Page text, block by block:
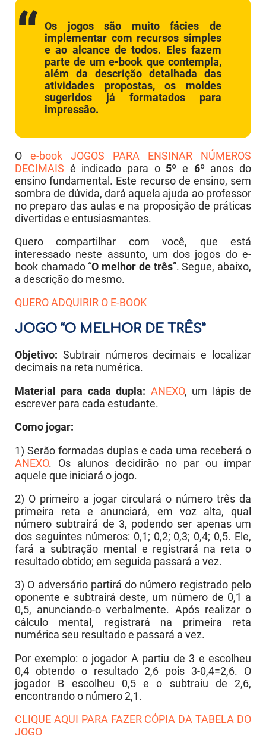
Os jogos são muito fácies de
implementar com recursos simples
e ao alcance de todos. Eles fazem
parte de um e-book que contempla,
além da descrição detalhada das
atividades propostas, os moldes
sugeridos já formatados para
impressão.
O e-book JOGOS PARA ENSINAR NÚMEROS
DECIMAIS é indicado para o 5ºe 6º anos do
ensino fundamental. Este recurso de ensino, sem
sombra de dúvida, dará aquela ajuda ao professor
no preparo das aulas e na proposição de práticas
divertidas e entusiasmantes.
Quero compartilhar com você, que está
interessado neste assunto, um dos jogos do e-
book chamado “O melhor de três”. Segue, abaixo,
a descrição do mesmo.
QUERO ADQUIRIR O E-BOOK
JOGO “O MELHOR DE TRÊS”
Objetivo: Subtrair números decimais e localizar
decimais na reta numérica.
Material para cada dupla: ANEXO, um lápis de
escrever para cada estudante.
Como jogar:
1) Serão formadas duplas e cada uma receberá o
ANEXO. Os alunos decidirão no par ou ímpar
aquele que iniciará o jogo.
2) O primeiro a jogar circulará o número três da
primeira reta e anunciará, em voz alta, qual
número subtrairá de 3, podendo ser apenas um
dos seguintes números: 0,1; 0,2; 0,3; 0,4; 0,5. Ele,
fará a subtração mental e registrará na reta o
resultado obtido; em seguida passará a vez.
3) O adversário partirá do número registrado pelo
oponente e subtrairá deste, um número de 0,1 a
0,5, anunciando-o verbalmente. Após realizar o
cálculo mental, registrará na primeira reta
numérica seu resultado e passará a vez.
Por exemplo: o jogador A partiu de 3 e escolheu
0,4 obtendo o resultado 2,6 pois 3-0,4=2,6. O
jogador B escolheu 0,5 e o subtraiu de 2,6,
encontrando o número 2,1.
CLIQUE AQUI PARA FAZER CÓPIA DA TABELA DO
JOGO